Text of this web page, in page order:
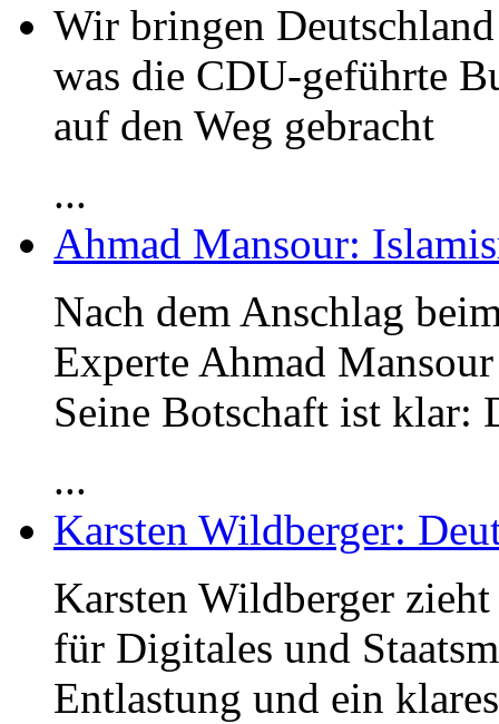
Wir bringen
was die CDU-geführte
auf den Weg gebracht
...
Ahmad Mansour:
Nach dem Anschlag
Experte Ahmad
Seine Botschaft ist klar:
...
Karsten Wildberger:
Karsten Wildberger
für Digitales und
Entlastung und ein klares